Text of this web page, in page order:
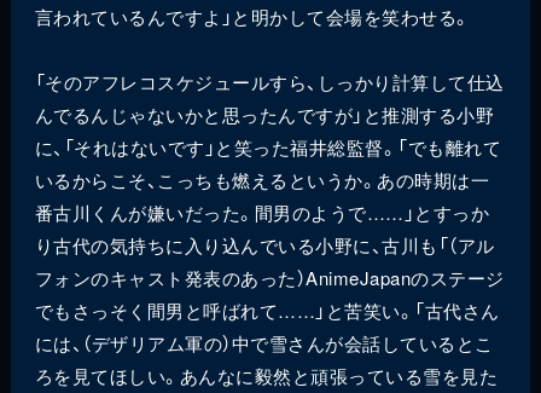
言われているんですよ」と明かして会場を笑わせる。
「そのアフレコスケジュールすら、しっかり計算して仕込
んでるんじゃないかと思ったんですが」と推測する小野
に、「それはないです」と笑った福井総監督。「でも離れて
いるからこそ、こっちも燃えるというか。あの時期は一
番古川くんが嫌いだった。間男のようで……」とすっか
り古代の気持ちに入り込んでいる小野に、古川も「（アル
フォンのキャスト発表のあった）AnimeJapanのステージ
でもさっそく間男と呼ばれて……」と苦笑い。「古代さん
には、（デザリアム軍の）中で雪さんが会話しているとこ
ろを見てほしい。あんなに毅然と頑張っている雪を見た